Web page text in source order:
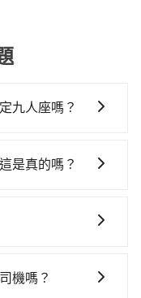
九人座嗎？
福特Ford、福斯
萬乘客險。如果有
是真的嗎？
不成團問題，還
到達或離開火車
機嗎？